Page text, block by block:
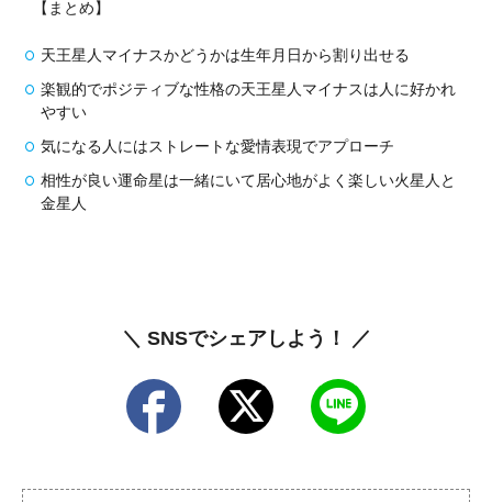
【まとめ】
天王星人マイナスかどうかは生年月日から割り出せる
楽観的でポジティブな性格の天王星人マイナスは人に好かれ
やすい
気になる人にはストレートな愛情表現でアプローチ
相性が良い運命星は一緒にいて居心地がよく楽しい火星人と
金星人
＼ SNSでシェアしよう！ ／